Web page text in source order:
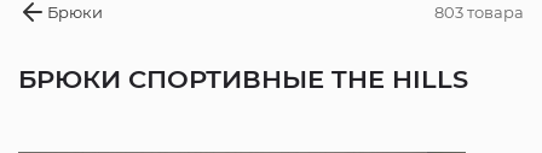
Брюки 803 товара
БРЮКИ СПОРТИВНЫЕ THE HILLS